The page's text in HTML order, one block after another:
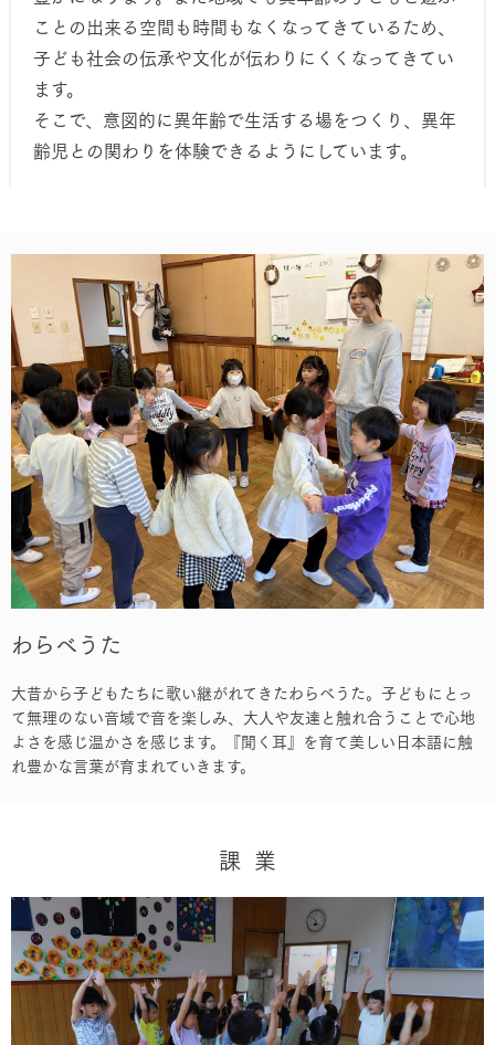
ことの出来る空間も時間もなくなってきているため、
子ども社会の伝承や文化が伝わりにくくなってきてい
ます。
そこで、意図的に異年齢で生活する場をつくり、異年
齢児との関わりを体験できるようにしています。
わらべうた
大昔から子どもたちに歌い継がれてきたわらべうた。子どもにとっ
て無理のない音域で音を楽しみ、大人や友達と触れ合うことで心地
よさを感じ温かさを感じます。『聞く耳』を育て美しい日本語に触
れ豊かな言葉が育まれていきます。
課 業